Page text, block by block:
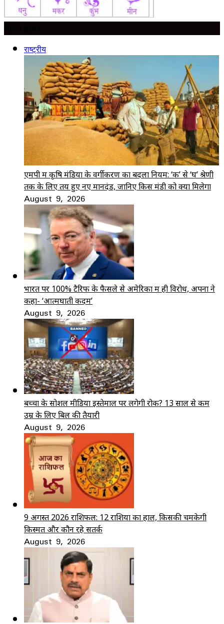
राष्ट्रीय
एमपी में कृषि मंडियों के वर्गीकरण का बदला नियम: ‘क’ से ‘घ’ श्रेणी
तक के लिए तय हुए नए मानदंड, जानिए किस मंडी को क्या मिलेगा
August 9, 2026
भारत पर 100% टैरिफ के फैसले से अमेरिका में ही विरोध, अपनों ने
कहा- ‘आत्मघाती कदम’
August 9, 2026
बच्चों के सोशल मीडिया इस्तेमाल पर लगेगी रोक? 13 साल से कम
उम्र के लिए बिल की तैयारी
August 9, 2026
9 अगस्त 2026 राशिफल: 12 राशियों का हाल, किसकी चमकेगी
किस्मत और कौन रहे सतर्क
August 9, 2026